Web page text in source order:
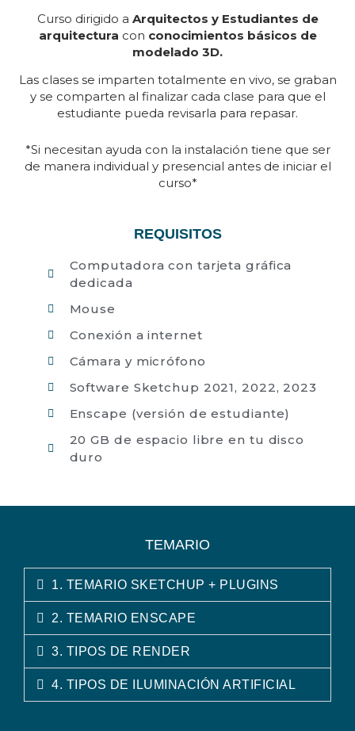
Curso dirigido a Arquitectos y Estudiantes de
arquitectura con conocimientos básicos de
modelado 3D.
Las clases se imparten totalmente en vivo, se graban
y se comparten al finalizar cada clase para que el
estudiante pueda revisarla para repasar.
*Si necesitan ayuda con la instalación tiene que ser
de manera individual y presencial antes de iniciar el
curso*
REQUISITOS
Computadora con tarjeta gráfica
dedicada
Mouse
Conexión a internet
Cámara y micrófono
Software Sketchup 2021, 2022, 2023
Enscape (versión de estudiante)
20 GB de espacio libre en tu disco
duro
TEMARIO
1. TEMARIO SKETCHUP + PLUGINS
2. TEMARIO ENSCAPE
3. TIPOS DE RENDER
4. TIPOS DE ILUMINACIÓN ARTIFICIAL